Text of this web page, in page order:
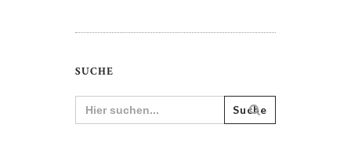
SUCHE
Search
for: